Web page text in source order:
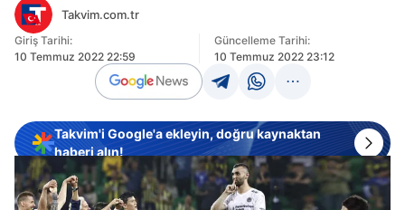
Takvim.com.tr
Giriş Tarihi:
10 Temmuz 2022 22:59
Güncelleme Tarihi:
10 Temmuz 2022 23:12
Takvim'i Google'a ekleyin, doğru kaynaktan
haberi alın!